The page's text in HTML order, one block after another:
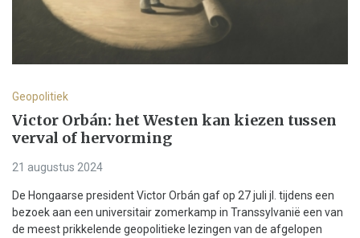
Geopolitiek
Victor Orbán: het Westen kan kiezen tussen
verval of hervorming
21 augustus 2024
De Hongaarse president Victor Orbán gaf op 27 juli jl. tijdens een
bezoek aan een universitair zomerkamp in Transsylvanië een van
de meest prikkelende geopolitieke lezingen van de afgelopen